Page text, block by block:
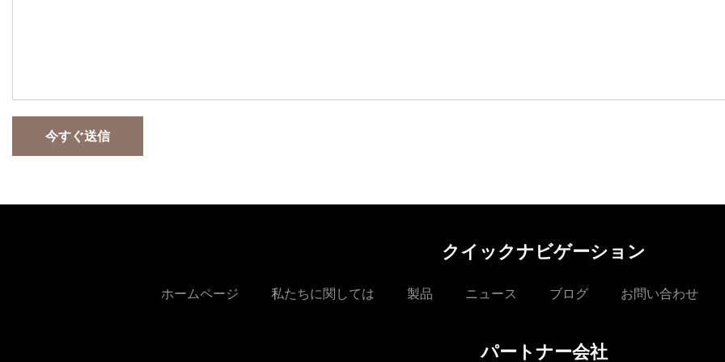
今すぐ送信
クイックナビゲーション
ホームページ 私たちに関しては 製品 ニュース ブログ お問い合わせ
パートナー会社